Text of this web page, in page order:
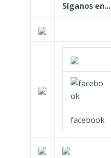
Síganos en...
facebook